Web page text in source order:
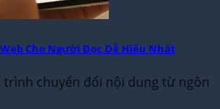
Cho Người Đọc Dễ Hiểu Nhất
trình chuyển đổi nội dung từ ngôn